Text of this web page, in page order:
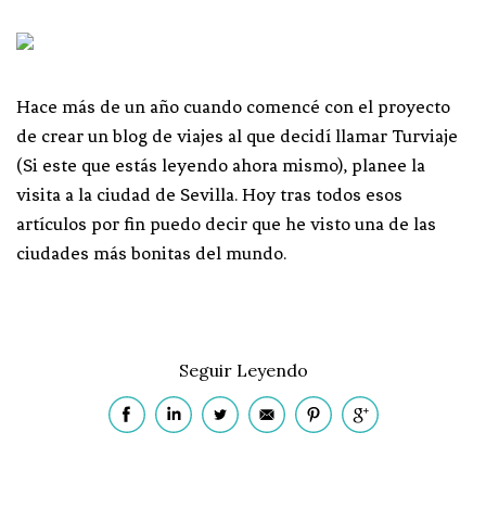
Hace más de un año cuando comencé con el proyecto
de crear un blog de viajes al que decidí llamar Turviaje
(Si este que estás leyendo ahora mismo), planee la
visita a la ciudad de Sevilla. Hoy tras todos esos
artículos por fin puedo decir que he visto una de las
ciudades más bonitas del mundo.
Seguir Leyendo